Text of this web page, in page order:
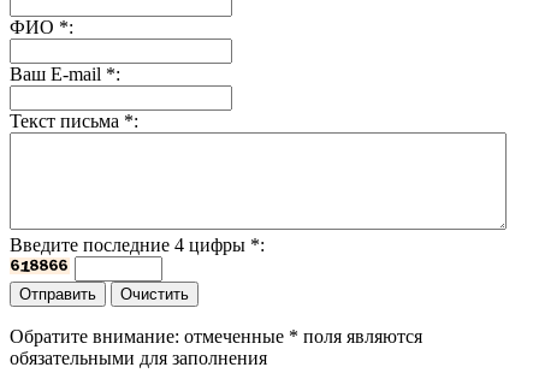
ФИО *:
Ваш E-mail *:
Текст письма *:
Введите последние 4 цифры *:
Обратите внимание: отмеченные * поля являются
обязательными для заполнения